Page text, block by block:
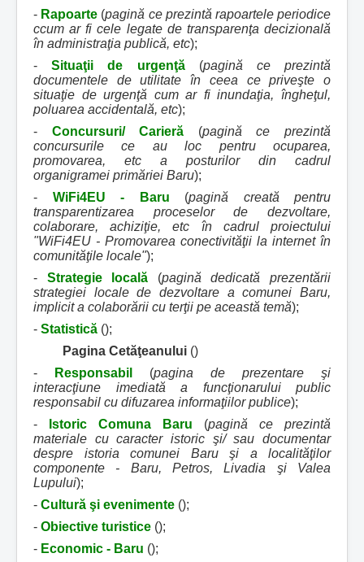
- Rapoarte (pagină ce prezintă rapoartele periodice
ccum ar fi cele legate de transparenţa decizională
în administraţia publică, etc);
-Situaţii de urgenţă(pagină ce prezintă
documentele de utilitate în ceea ce priveşte o
situaţie de urgenţă cum ar fi inundaţia, îngheţul,
poluarea accidentală, etc);
- Concursuri/ Carieră (pagină ce prezintă
concursurile ce au loc pentru ocuparea,
promovarea, etc a posturilor din cadrul
organigramei primăriei Baru);
- WiFi4EU - Baru (pagină creată pentru
transparentizarea proceselor de dezvoltare,
colaborare, achiziţie, etc în cadrul proiectului
"WiFi4EU - Promovarea conectivităţii la internet în
comunităţile locale");
- Strategie locală (pagină dedicată prezentării
strategiei locale de dezvoltare a comunei Baru,
implicit a colaborării cu terţii pe această temă);
- Statistică ();
Pagina Cetăţeanului ()
-
Responsabil (pagina de prezentare şi
interacţiune imediată a funcţionarului public
responsabil cu difuzarea informaţiilor publice);
-
Istoric Comuna Baru (pagină ce prezintă
materiale cu caracter istoric şi/ sau documentar
despre istoria comunei Baru şi a localităţilor
componente - Baru, Petros, Livadia şi Valea
Lupului);
- Cultură şi evenimente ();
- Obiective turistice ();
- Economic - Baru ();